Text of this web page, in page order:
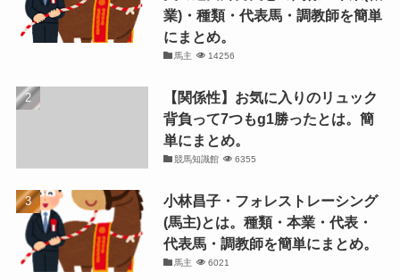
業)・種類・代表馬・調教師を簡単
にまとめ。
馬主 14256
【関係性】お気に入りのリュック
背負って7つもg1勝ったとは。簡
単にまとめ。
競馬知識館 6355
小林昌子・フォレストレーシング
(馬主)とは。種類・本業・代表・
代表馬・調教師を簡単にまとめ。
馬主 6021